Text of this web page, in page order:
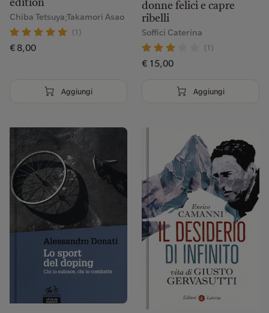
edition
Chiba Tetsuya;Takamori Asao
(1)
€ 8,00
Aggiungi
donne felici e capre
ribelli
Soffici Caterina
(1)
€ 15,00
Aggiungi